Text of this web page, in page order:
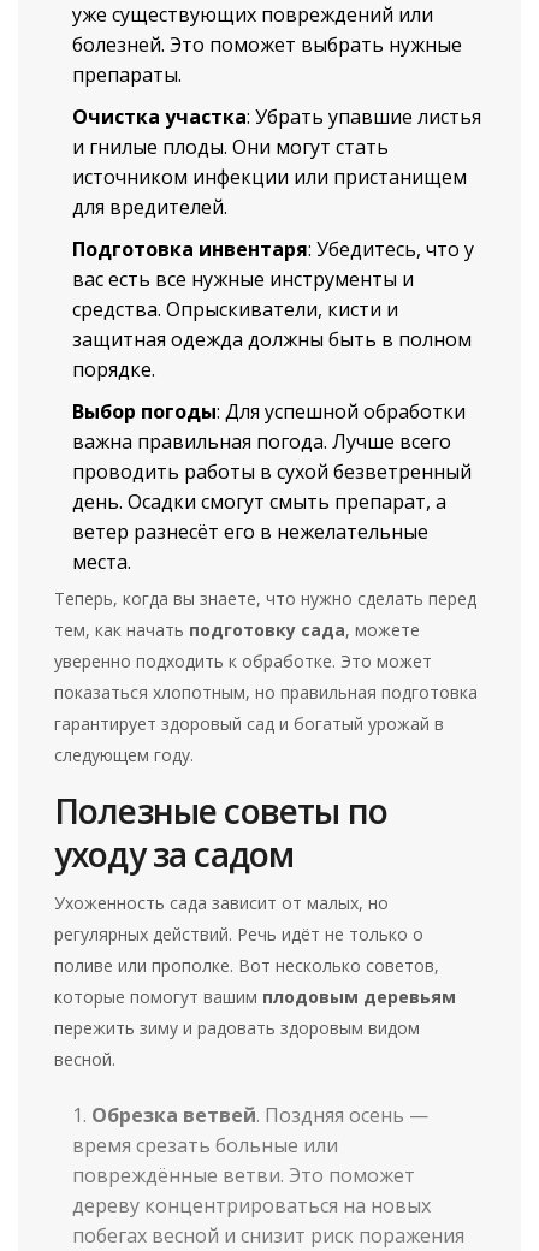
уже существующих повреждений или
болезней. Это поможет выбрать нужные
препараты.
Очистка участка: Убрать упавшие листья
и гнилые плоды. Они могут стать
источником инфекции или пристанищем
для вредителей.
Подготовка инвентаря: Убедитесь, что у
вас есть все нужные инструменты и
средства. Опрыскиватели, кисти и
защитная одежда должны быть в полном
порядке.
Выбор погоды: Для успешной обработки
важна правильная погода. Лучше всего
проводить работы в сухой безветренный
день. Осадки смогут смыть препарат, а
ветер разнесёт его в нежелательные
места.
Теперь, когда вы знаете, что нужно сделать перед
тем, как начать подготовку сада, можете
уверенно подходить к обработке. Это может
показаться хлопотным, но правильная подготовка
гарантирует здоровый сад и богатый урожай в
следующем году.
Полезные советы по
уходу за садом
Ухоженность сада зависит от малых, но
регулярных действий. Речь идёт не только о
поливе или прополке. Вот несколько советов,
которые помогут вашим плодовым деревьям
пережить зиму и радовать здоровым видом
весной.
Обрезка ветвей. Поздняя осень —
время срезать больные или
повреждённые ветви. Это поможет
дереву концентрироваться на новых
побегах весной и снизит риск поражения